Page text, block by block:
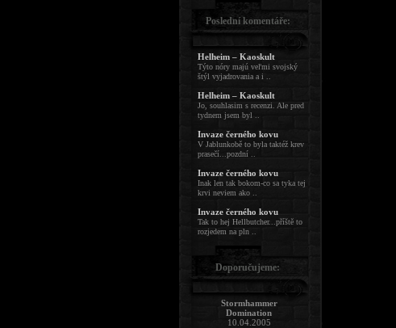
Poslední komentáře:
Helheim – Kaoskult
Týto nóry majú veľmi svojský
štýl vyjadrovania a i ..
Helheim – Kaoskult
Jo, souhlasim s recenzi. Ale pred
tydnem jsem byl ..
Invaze černého kovu
V Jablunkobě to byla taktéž krev
prasečí...pozdní ..
Invaze černého kovu
Inak len tak bokom-co sa tyka tej
krvi neviem ako ..
Invaze černého kovu
Tak to hej Hellbutcher...příště to
rozjedem na pln ..
Doporučujeme:
Stormhammer
Domination
10.04.2005